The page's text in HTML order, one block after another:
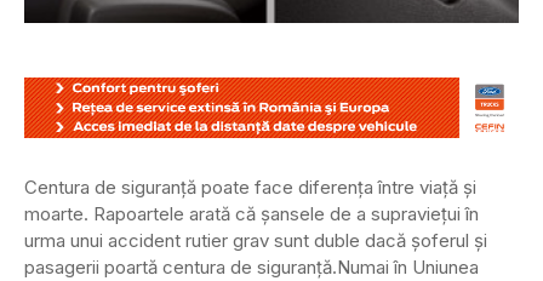
Centura de siguranță poate face diferența între viață și
moarte. Rapoartele arată că șansele de a supraviețui în
urma unui accident rutier grav sunt duble dacă șoferul și
pasagerii poartă centura de siguranță.Numai în Uniunea